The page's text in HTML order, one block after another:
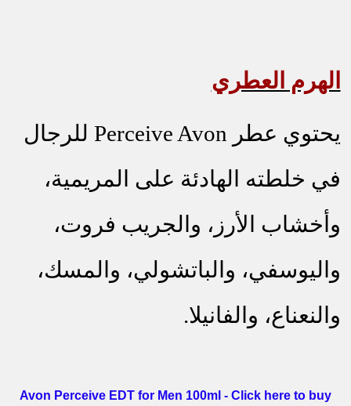
الهرم العطري
يحتوي عطر Perceive Avon للرجال
في خلطته الهادئة على المريمية،
وأخشاب الأرز، والجريب فروت،
واليوسفي، والباتشولي، والمسك،
والنعناع، والفانيلا.
Avon Perceive EDT for Men 100ml - Click here to buy